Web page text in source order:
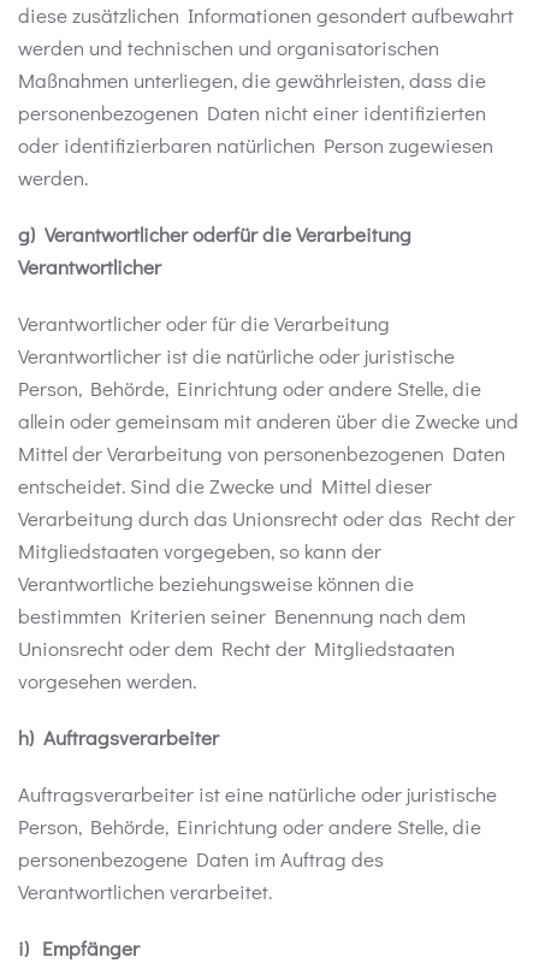
diese zusätzlichen Informationen gesondert aufbewahrt
werden und technischen und organisatorischen
Maßnahmen unterliegen, die gewährleisten, dass die
personenbezogenen Daten nicht einer identifizierten
oder identifizierbaren natürlichen Person zugewiesen
werden.
g) Verantwortlicher oderfür die Verarbeitung
Verantwortlicher
Verantwortlicher oder für die Verarbeitung
Verantwortlicher ist die natürliche oder juristische
Person, Behörde, Einrichtung oder andere Stelle, die
allein oder gemeinsam mit anderen über die Zwecke und
Mittel der Verarbeitung von personenbezogenen Daten
entscheidet. Sind die Zwecke und Mittel dieser
Verarbeitung durch das Unionsrecht oder das Recht der
Mitgliedstaaten vorgegeben, so kann der
Verantwortliche beziehungsweise können die
bestimmten Kriterien seiner Benennung nach dem
Unionsrecht oder dem Recht der Mitgliedstaaten
vorgesehen werden.
h) Auftragsverarbeiter
Auftragsverarbeiter ist eine natürliche oder juristische
Person, Behörde, Einrichtung oder andere Stelle, die
personenbezogene Daten im Auftrag des
Verantwortlichen verarbeitet.
i) Empfänger